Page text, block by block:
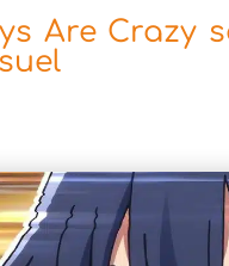
Are Crazy